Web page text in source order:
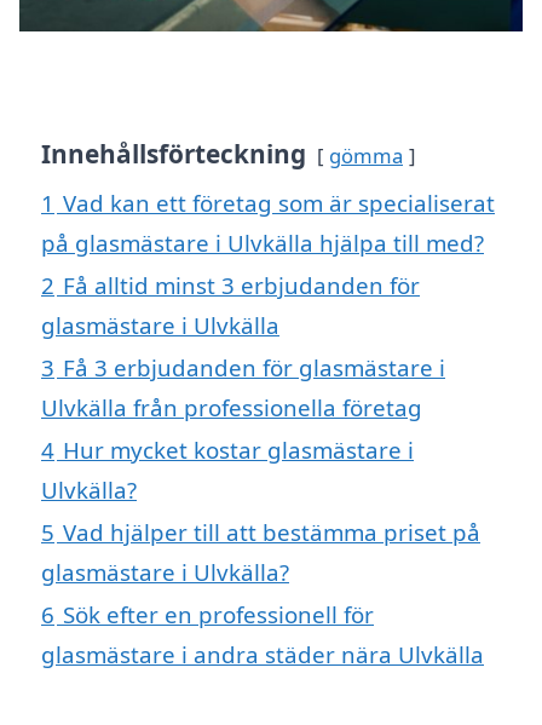
Innehållsförteckning gömma
1 Vad kan ett företag som är specialiserat
på glasmästare i Ulvkälla hjälpa till med?
2 Få alltid minst 3 erbjudanden för
glasmästare i Ulvkälla
3 Få 3 erbjudanden för glasmästare i
Ulvkälla från professionella företag
4 Hur mycket kostar glasmästare i
Ulvkälla?
5 Vad hjälper till att bestämma priset på
glasmästare i Ulvkälla?
6 Sök efter en professionell för
glasmästare i andra städer nära Ulvkälla